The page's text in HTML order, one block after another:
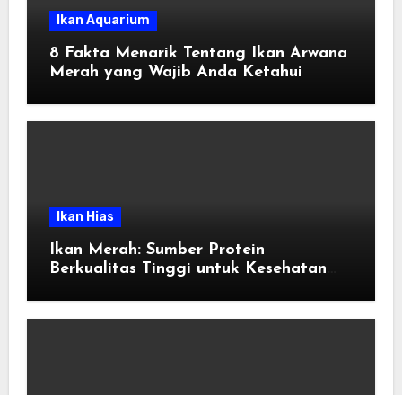
Ikan Aquarium
8 Fakta Menarik Tentang Ikan Arwana
Merah yang Wajib Anda Ketahui
Ikan Hias
Ikan Merah: Sumber Protein
Berkualitas Tinggi untuk Kesehatan